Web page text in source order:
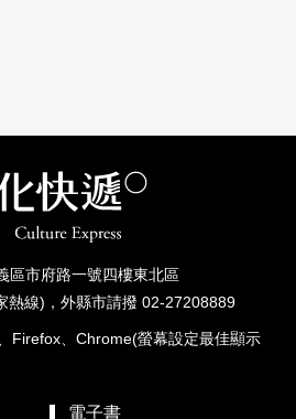
區市府路一號四樓東北區
熱線)，外縣市請撥 02-27208889
Firefox、Chrome(螢幕設定最佳顯示
電子書